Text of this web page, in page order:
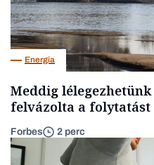
Energia
Meddig
felvázolta a folytatást
Forbes 2 perc